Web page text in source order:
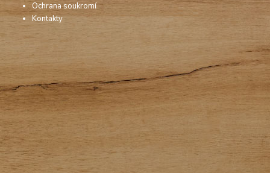
Ochrana soukromí
Kontakty